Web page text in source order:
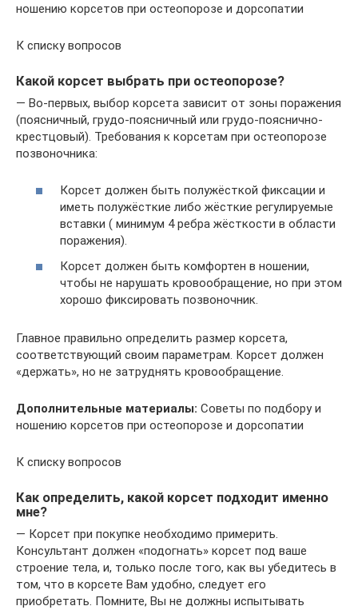
ношению корсетов при остеопорозе и дорсопатии
К списку вопросов
Какой корсет выбрать при остеопорозе?
— Во-первых, выбор корсета зависит от зоны поражения
(поясничный, грудо-поясничный или грудо-пояснично-
крестцовый). Требования к корсетам при остеопорозе
позвоночника:
Корсет должен быть полужёсткой фиксации и
иметь полужёсткие либо жёсткие регулируемые
вставки ( минимум 4 ребра жёсткости в области
поражения).
Корсет должен быть комфортен в ношении,
чтобы не нарушать кровообращение, но при этом
хорошо фиксировать позвоночник.
Главное правильно определить размер корсета,
соответствующий своим параметрам. Корсет должен
«держать», но не затруднять кровообращение.
Дополнительные материалы: Советы по подбору и
ношению корсетов при остеопорозе и дорсопатии
К списку вопросов
Как определить, какой корсет подходит именно
мне?
— Корсет при покупке необходимо примерить.
Консультант должен «подогнать» корсет под ваше
строение тела, и, только после того, как вы убедитесь в
том, что в корсете Вам удобно, следует его
приобретать. Помните, Вы не должны испытывать